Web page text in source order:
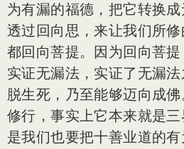
为有漏的福德，把它转换
透过回向思，来让我们所
都回向菩提。因为回向菩
实证无漏法，实证了无漏
脱生死，乃至能够迈向成
修行，事实上它本来就是
是我们也要把十善业道的